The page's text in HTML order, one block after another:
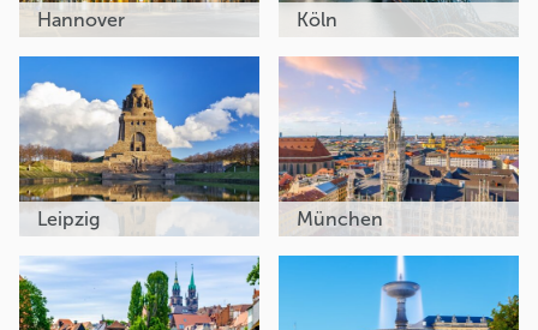
Hannover Köln
Leipzig München